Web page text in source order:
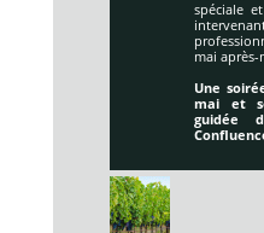
spéciale
mai
Une
mai et
guidée